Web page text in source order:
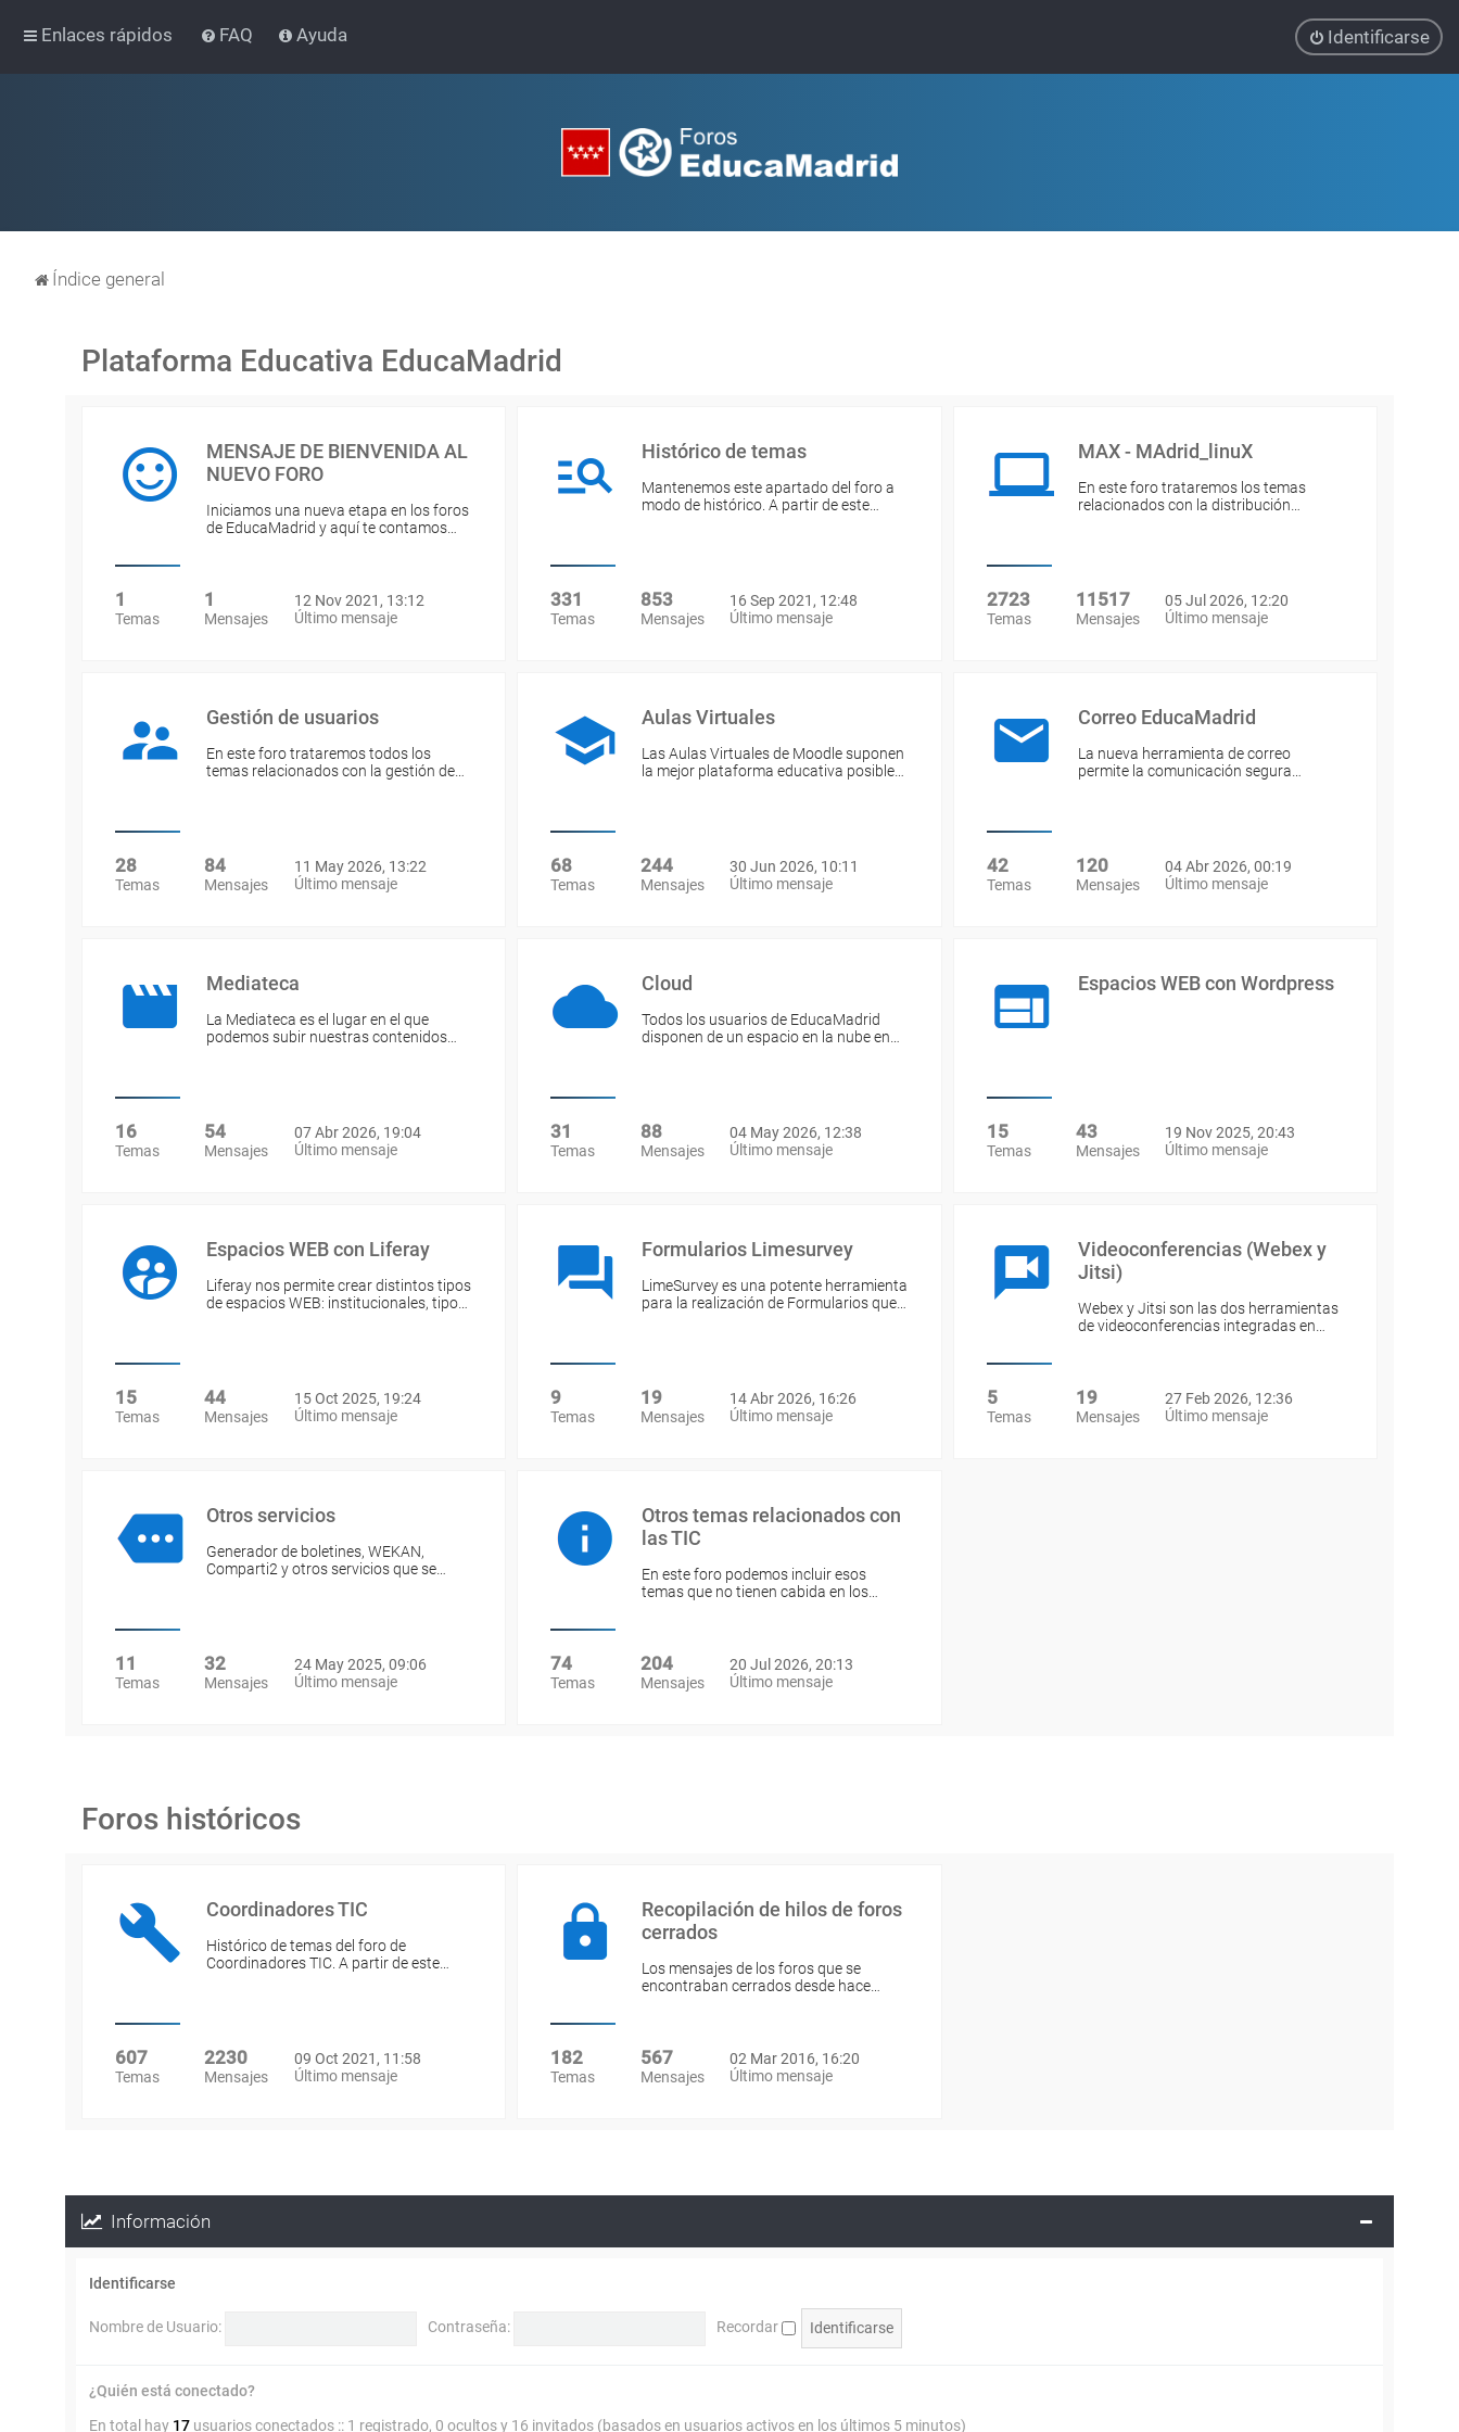
Enlaces rápidos FAQ Ayuda Identificarse
Índice general
Plataforma Educativa EducaMadrid
MENSAJE DE BIENVENIDA AL
NUEVO FORO
Iniciamos una nueva etapa en los foros
de EducaMadrid y aquí te contamos…
1
Temas
1
Mensajes
12 Nov 2021, 13:12
Último mensaje
Histórico de temas
Mantenemos este apartado del foro a
modo de histórico. A partir de este…
331
Temas
853
Mensajes
16 Sep 2021, 12:48
Último mensaje
MAX - MAdrid_linuX
En este foro trataremos los temas
relacionados con la distribución…
2723
Temas
11517
Mensajes
05 Jul 2026, 12:20
Último mensaje
Gestión de usuarios
En este foro trataremos todos los
temas relacionados con la gestión de…
28
Temas
84
Mensajes
11 May 2026, 13:22
Último mensaje
Aulas Virtuales
Las Aulas Virtuales de Moodle suponen
la mejor plataforma educativa posible…
68
Temas
244
Mensajes
30 Jun 2026, 10:11
Último mensaje
Correo EducaMadrid
La nueva herramienta de correo
permite la comunicación segura…
42
Temas
120
Mensajes
04 Abr 2026, 00:19
Último mensaje
Mediateca
La Mediateca es el lugar en el que
podemos subir nuestras contenidos…
16
Temas
54
Mensajes
07 Abr 2026, 19:04
Último mensaje
Cloud
Todos los usuarios de EducaMadrid
disponen de un espacio en la nube en…
31
Temas
88
Mensajes
04 May 2026, 12:38
Último mensaje
Espacios WEB con Wordpress
15
Temas
43
Mensajes
19 Nov 2025, 20:43
Último mensaje
Espacios WEB con Liferay
Liferay nos permite crear distintos tipos
de espacios WEB: institucionales, tipo…
15
Temas
44
Mensajes
15 Oct 2025, 19:24
Último mensaje
Formularios Limesurvey
LimeSurvey es una potente herramienta
para la realización de Formularios que…
9
Temas
19
Mensajes
14 Abr 2026, 16:26
Último mensaje
Videoconferencias (Webex y
Jitsi)
Webex y Jitsi son las dos herramientas
de videoconferencias integradas en…
5
Temas
19
Mensajes
27 Feb 2026, 12:36
Último mensaje
Otros servicios
Generador de boletines, WEKAN,
Comparti2 y otros servicios que se…
11
Temas
32
Mensajes
24 May 2025, 09:06
Último mensaje
Otros temas relacionados con
las TIC
En este foro podemos incluir esos
temas que no tienen cabida en los…
74
Temas
204
Mensajes
20 Jul 2026, 20:13
Último mensaje
Foros históricos
Coordinadores TIC
Histórico de temas del foro de
Coordinadores TIC. A partir de este…
607
Temas
2230
Mensajes
09 Oct 2021, 11:58
Último mensaje
Recopilación de hilos de foros
cerrados
Los mensajes de los foros que se
encontraban cerrados desde hace…
182
Temas
567
Mensajes
02 Mar 2016, 16:20
Último mensaje
Información
Identificarse
Nombre de Usuario: Contraseña: Recordar
¿Quién está conectado?
En total hay 17 usuarios conectados :: 1 registrado, 0 ocultos y 16 invitados (basados en usuarios activos en los últimos 5 minutos)